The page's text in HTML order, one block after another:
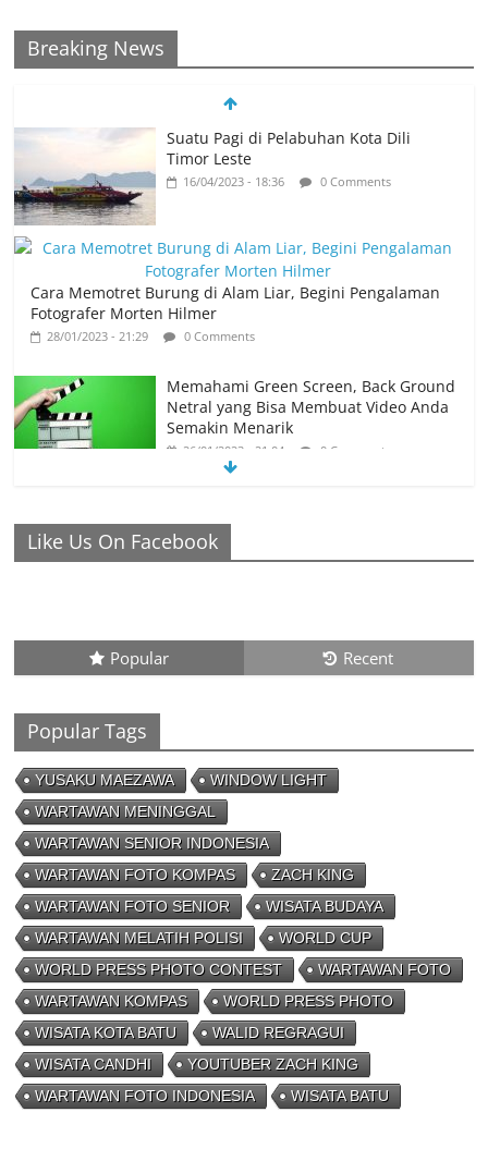
Breaking News
Suatu Pagi di Pelabuhan Kota Dili
Timor Leste
16/04/2023 - 18:36 0 Comments
Cara Memotret Burung di Alam Liar, Begini Pengalaman
Fotografer Morten Hilmer
28/01/2023 - 21:29 0 Comments
Memahami Green Screen, Back Ground
Netral yang Bisa Membuat Video Anda
Semakin Menarik
26/01/2023 - 21:04 0 Comments
Ronaldo Istiqomah di Al Nassr, Bersiap di Laga Piala
Super Arab, Messi Diprediksi Pecahkan Rekor Cetak Gol
Peluang Creativepreneur Era Digital,
Dapat Jutaan Rupiah Per Bulan Dari
Foto Handphone
Like Us On Facebook
Popular Recent
Popular Tags
YUSAKU MAEZAWA
WINDOW LIGHT
WARTAWAN MENINGGAL
WARTAWAN SENIOR INDONESIA
WARTAWAN FOTO KOMPAS
ZACH KING
WARTAWAN FOTO SENIOR
WISATA BUDAYA
WARTAWAN MELATIH POLISI
WORLD CUP
WORLD PRESS PHOTO CONTEST
WARTAWAN FOTO
WARTAWAN KOMPAS
WORLD PRESS PHOTO
WISATA KOTA BATU
WALID REGRAGUI
WISATA CANDHI
YOUTUBER ZACH KING
WARTAWAN FOTO INDONESIA
WISATA BATU